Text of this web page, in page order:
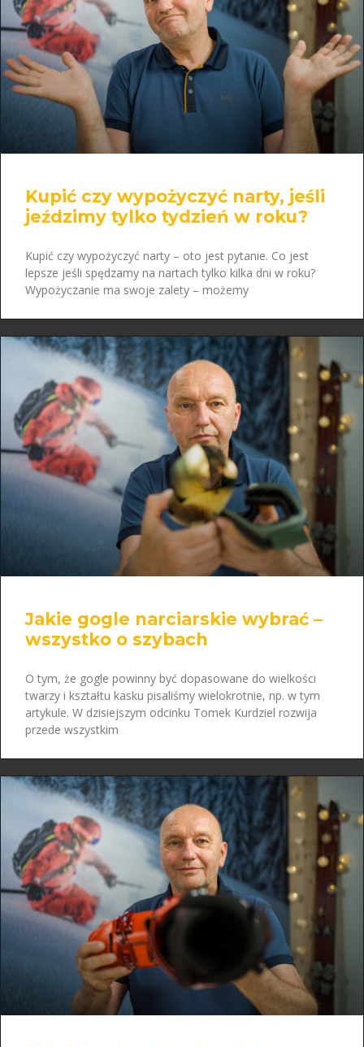
Kupić czy wypożyczyć narty, jeśli
jeździmy tylko tydzień w roku?
Kupić czy wypożyczyć narty – oto jest pytanie. Co jest
lepsze jeśli spędzamy na nartach tylko kilka dni w roku?
Wypożyczanie ma swoje zalety – możemy
Jakie gogle narciarskie wybrać –
wszystko o szybach
O tym, że gogle powinny być dopasowane do wielkości
twarzy i kształtu kasku pisaliśmy wielokrotnie, np. w tym
artykule. W dzisiejszym odcinku Tomek Kurdziel rozwija
przede wszystkim